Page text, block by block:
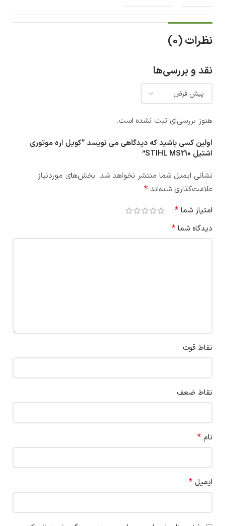
نظرات (0)
نقد و بررسی‌ها
هنوز بررسی‌ای ثبت نشده است.
اولین کسی باشید که دیدگاهی می نویسد “کویل اره موتوری
اشتیل STIHL MS210”
نشانی ایمیل شما منتشر نخواهد شد. بخش‌های موردنیاز
علامت‌گذاری شده‌اند *
امتیاز شما *
دیدگاه شما *
نقاط قوت
نقاط ضعف
نام *
ایمیل *